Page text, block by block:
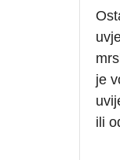
je
ili